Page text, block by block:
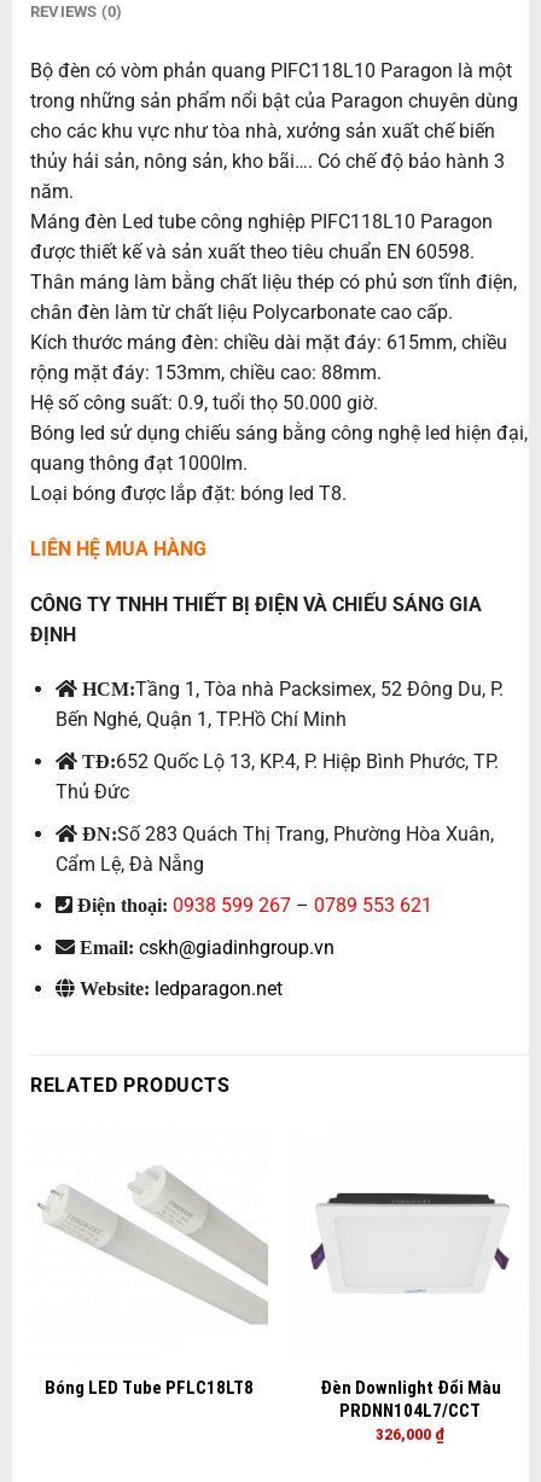
REVIEWS (0)
Bộ đèn có vòm phản quang PIFC118L10 Paragon là một
trong những sản phẩm nổi bật của Paragon chuyên dùng
cho các khu vực như tòa nhà, xưởng sản xuất chế biến
thủy hải sản, nông sản, kho bãi…. Có chế độ bảo hành 3
năm.
Máng đèn Led tube công nghiệp PIFC118L10 Paragon
được thiết kế và sản xuất theo tiêu chuẩn EN 60598.
Thân máng làm bằng chất liệu thép có phủ sơn tĩnh điện,
chân đèn làm từ chất liệu Polycarbonate cao cấp.
Kích thước máng đèn: chiều dài mặt đáy: 615mm, chiều
rộng mặt đáy: 153mm, chiều cao: 88mm.
Hệ số công suất: 0.9, tuổi thọ 50.000 giờ.
Bóng led sử dụng chiếu sáng bằng công nghệ led hiện đại,
quang thông đạt 1000lm.
Loại bóng được lắp đặt: bóng led T8.
LIÊN HỆ MUA HÀNG
CÔNG TY TNHH THIẾT BỊ ĐIỆN VÀ CHIẾU SÁNG GIA
ĐỊNH
HCM:Tầng 1, Tòa nhà Packsimex, 52 Đông Du, P.
Bến Nghé, Quận 1, TP.Hồ Chí Minh
TĐ:652 Quốc Lộ 13, KP.4, P. Hiệp Bình Phước, TP.
Thủ Đức
ĐN:Số 283 Quách Thị Trang, Phường Hòa Xuân,
Cẩm Lệ, Đà Nẵng
Điện thoại: 0938 599 267– 0789 553 621
Email: cskh@giadinhgroup.vn
Website: ledparagon.net
RELATED PRODUCTS
Bóng LED Tube PFLC18LT8
Đèn Downlight Đổi Màu
PRDNN104L7/CCT
326,000 ₫